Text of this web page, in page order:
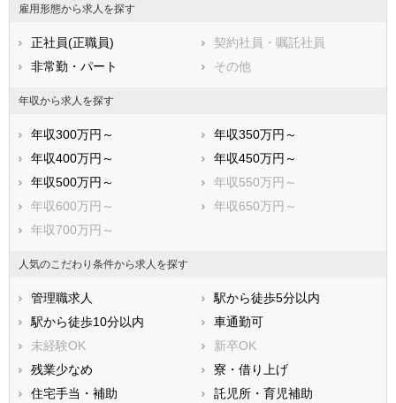
鹿児島県
雇用形態から求人を探す
正社員(正職員)
契約社員・嘱託社員
非常勤・パート
その他
年収から求人を探す
年収300万円～
年収350万円～
年収400万円～
年収450万円～
年収500万円～
年収550万円～
年収600万円～
年収650万円～
年収700万円～
人気のこだわり条件から求人を探す
管理職求人
駅から徒歩5分以内
駅から徒歩10分以内
車通勤可
未経験OK
新卒OK
残業少なめ
寮・借り上げ
住宅手当・補助
託児所・育児補助